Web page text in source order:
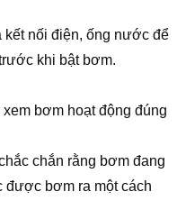
kết nối điện, ống nước để
khi bật bơm.
bơm hoạt động đúng
chắn rằng bơm đang
được bơm ra một cách